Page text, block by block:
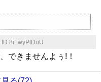
ID:8i1wyPlDuU
できませんよぅ!！